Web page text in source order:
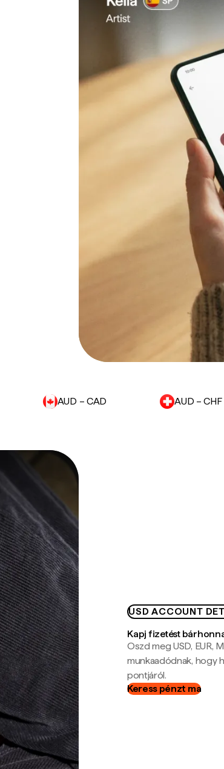
AUD – CAD AUD – CHF
USD ACCOUNT
Kapj fizetést
Oszd meg USD, EUR,
munkaadódnak, hogy
pontjáról.
Keress pénzt ma